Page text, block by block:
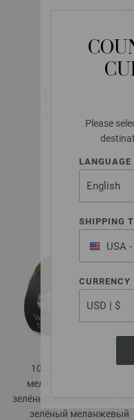
Please
LANGUAGE
SHIPPING
USA
of America
CURRENCY
за 100
1002-майская зелень
меланжевый/
зелёный меланжевый/
зелёный меланжевый